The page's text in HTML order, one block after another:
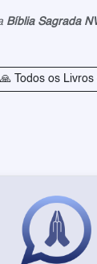
Bíblia Sagrada
🙏 Todos os Livros